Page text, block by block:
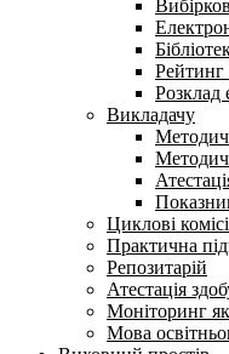
Рейтинг
Розклад
Викладачу
Циклові
Практична
Репозитарій
Атестація
Моніторинг
Мова